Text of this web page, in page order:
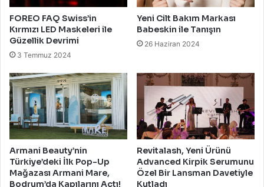
FOREO FAQ Swiss’in
Kırmızı LED Maskeleri ile
Güzellik Devrimi
3 Temmuz 2024
Yeni Cilt Bakım Markası
Babeskin ile Tanışın
26 Haziran 2024
Armani Beauty’nin
Türkiye’deki İlk Pop-Up
Mağazası Armani Mare,
Bodrum’da Kapılarını Açtı!
Revitalash, Yeni Ürünü
Advanced Kirpik Serumunu
Özel Bir Lansman Davetiyle
Kutladı